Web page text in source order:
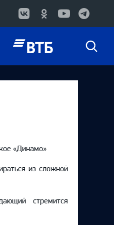
Быстрый
«Динамо»
из сложной
стремится